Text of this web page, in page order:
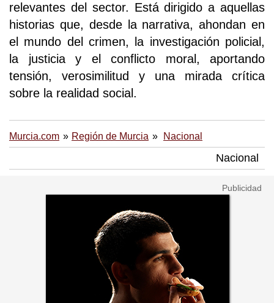
relevantes del sector. Está dirigido a aquellas
historias que, desde la narrativa, ahondan en
el mundo del crimen, la investigación policial,
la justicia y el conflicto moral, aportando
tensión, verosimilitud y una mirada crítica
sobre la realidad social.
Murcia.com Región de Murcia Nacional
Nacional